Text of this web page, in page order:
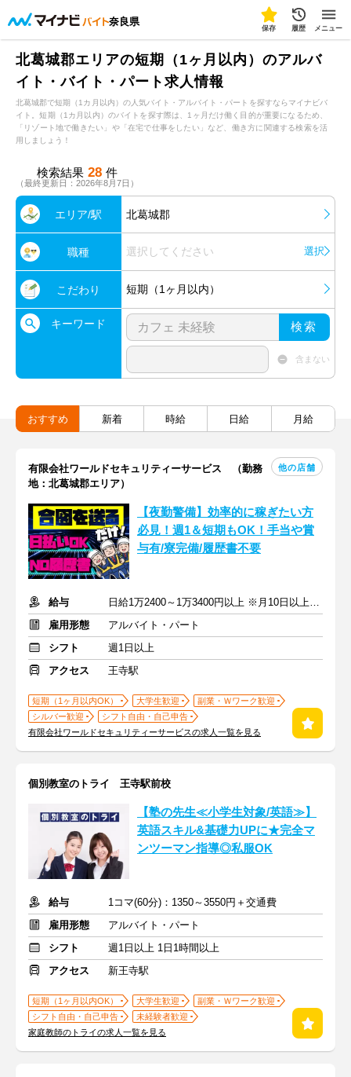
奈良県
保存 履歴 メニュー
北葛城郡エリアの短期（1ヶ月以内）のアルバ
イト・バイト・パート求人情報
北葛城郡で短期（1カ月以内）の人気バイト・アルバイト・パートを探すならマイナビバ
イト。短期（1カ月以内）のバイトを探す際は、1ヶ月だけ働く目的が重要になるため、
「リゾート地で働きたい」や「在宅で仕事をしたい」など、働き方に関連する検索を活
用しましょう！
検索結果 28 件
（最終更新日：2026年8月7日）
エリア/駅 北葛城郡
職種 選択してください 選択
こだわり 短期（1ヶ月以内）
キーワード 検索
含まない
おすすめ 新着 時給 日給 月給
有限会社ワールドセキュリティーサービス （勤務
地：北葛城郡エリア）
他の店舗
【夜勤警備】効率的に稼ぎたい方
必見！週1＆短期もOK！手当や賞
与有/寮完備/履歴書不要
給与
日給1万2400～1万3400円以上 ※月10日以上出勤で日給500円UP
雇用形態
アルバイト・パート
シフト
週1日以上
アクセス
王寺駅
短期（1ヶ月以内OK） 大学生歓迎
副業・Ｗワーク歓迎
シルバー歓迎
シフト自由・自己申告
有限会社ワールドセキュリティーサービスの求人一覧を見る
個別教室のトライ 王寺駅前校
【塾の先生≪小学生対象/英語≫】
英語スキル&基礎力UPに★完全マ
ンツーマン指導◎私服OK
給与
1コマ(60分)：1350～3550円＋交通費
雇用形態
アルバイト・パート
シフト
週1日以上 1日1時間以上
アクセス
新王寺駅
短期（1ヶ月以内OK） 大学生歓迎
副業・Ｗワーク歓迎
シフト自由・自己申告
未経験者歓迎
家庭教師のトライの求人一覧を見る